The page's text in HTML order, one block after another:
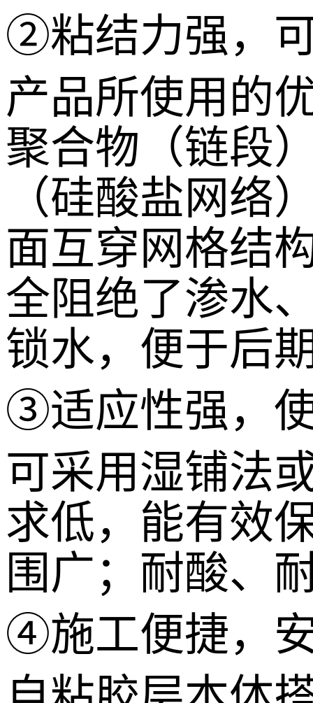
②粘结力强，
产品所使用的
聚合物（链段
（硅酸盐网络
面互穿网格结
全阻绝了渗水
锁水，便于后
③适应性强，
可采用湿铺法
求低，能有效
围广；耐酸、
④施工便捷，